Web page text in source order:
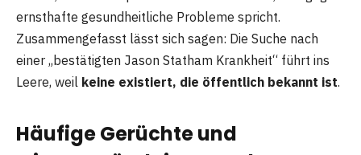
ernsthafte gesundheitliche Probleme spricht.
Zusammengefasst lässt sich sagen: Die Suche nach
einer „bestätigten Jason Statham Krankheit“ führt ins
Leere, weil keine existiert, die öffentlich bekannt ist.
Häufige Gerüchte und